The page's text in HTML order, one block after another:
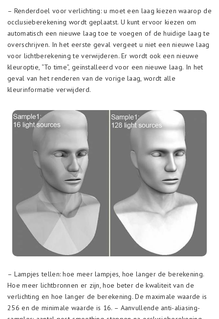
– Renderdoel voor verlichting: u moet een laag kiezen waarop de
occlusieberekening wordt geplaatst. U kunt ervoor kiezen om
automatisch een nieuwe laag toe te voegen of de huidige laag te
overschrijven. In het eerste geval vergeet u niet een nieuwe laag
voor lichtberekening te verwijderen. Er wordt ook een nieuwe
kleuroptie, “To time”, geïnstalleerd voor een nieuwe laag. In het
geval van het renderen van de vorige laag, wordt alle
kleurinformatie verwijderd.
– Lampjes tellen: hoe meer lampjes, hoe langer de berekening.
Hoe meer lichtbronnen er zijn, hoe beter de kwaliteit van de
verlichting en hoe langer de berekening. De maximale waarde is
256 en de minimale waarde is 16. – Aanvullende anti-aliasing-